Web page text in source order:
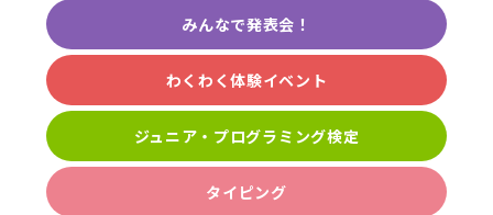
みんなで発表会！
わくわく体験イベント
ジュニア・プログラミング検定
タイピング